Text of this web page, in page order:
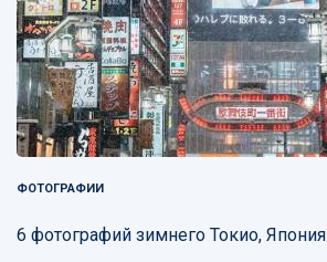
ФОТОГРАФИИ
6 фотографий зимнего Токио, Япония